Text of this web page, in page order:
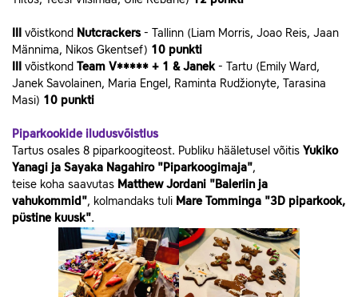
võistkond Nutcrackers- Tallinn (Liam Morris, Joao Reis, Jaan
Männima, Nikos Gkentsef) 10 punkti
võistkond Team V***** + 1 & Janek - Tartu (Emily Ward,
Janek Savolainen, Maria Engel, Raminta Rudžionyte, Tarasina
Masi) 10 punkti
Piparkookide iludusvõistlus
Tartus osales 8 piparkoogiteost. Publiku hääletusel võitis Yukiko
Yanagi ja Sayaka Nagahiro "Piparkoogimaja",
teise koha saavutas Matthew Jordani "Baleriin ja
vahukommid", kolmandaks tuli Mare Tomminga "3D piparkook,
püstine kuusk".